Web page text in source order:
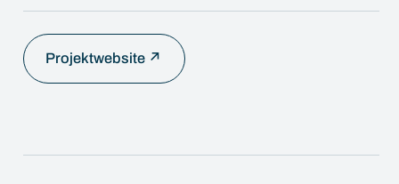
Projektwebsite ↗